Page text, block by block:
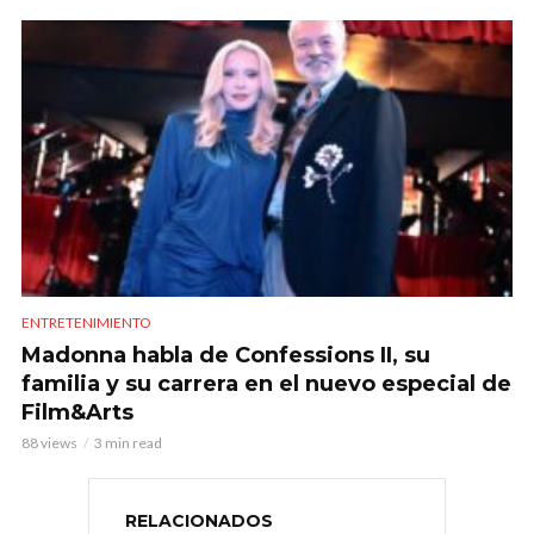
ENTRETENIMIENTO
Madonna habla de Confessions II, su
familia y su carrera en el nuevo especial de
Film&Arts
88 views 3 min read
RELACIONADOS